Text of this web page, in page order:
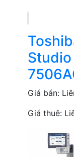
Studio
Giá bán:
Giá thuê: